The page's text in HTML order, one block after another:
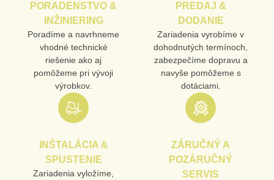
PRODUKTPORADENSTVO &
INŽINIERING
Poradíme a navrhneme
vhodné technické
riešenie ako aj
pomôžeme pri vývoji
výrobkov.
PREDAJ &
DODANIE
Zariadenia vyrobíme v
dohodnutých termínoch,
zabezpečíme dopravu a
navyše pomôžeme s
dotáciami.
INŠTALÁCIA &
SPUSTENIE
Zariadenia vyložíme,
ZÁRUČNÝ A
POZÁRUČNÝ
SERVIS